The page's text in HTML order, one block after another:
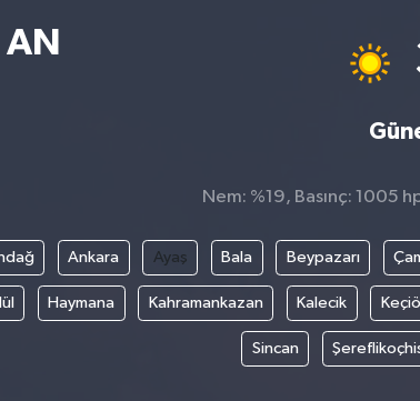
Nem: %19, Basınç: 1005
Ankara Ayaş Bala Beypazarı
Haymana Kahramankazan Kalecik
Sincan